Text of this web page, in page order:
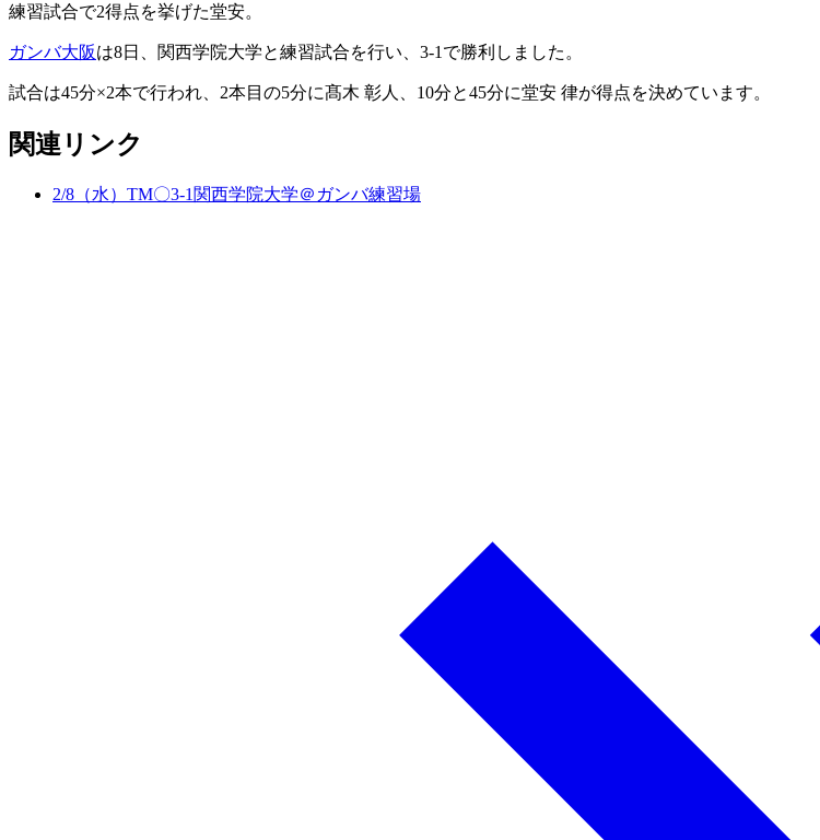
練習試合で2得点を挙げた堂安。
ガンバ大阪は8日、関西学院大学と練習試合を行い、3-1で勝利しました。
試合は45分×2本で行われ、2本目の5分に髙木 彰人、10分と45分に堂安 律が得点を決めています。
関連リンク
2/8（水）TM〇3-1関西学院大学＠ガンバ練習場